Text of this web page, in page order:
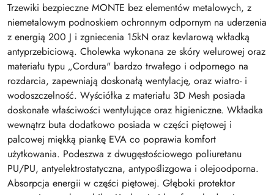
Trzewiki bezpieczne MONTE bez elementów metalowych, z
niemetalowym podnoskiem ochronnym odpornym na uderzenia
z energią 200 J i zgniecenia 15kN oraz kevlarową wkładką
antyprzebiciową. Cholewka wykonana ze skóry welurowej oraz
materiału typu „Cordura" bardzo trwałego i odpornego na
rozdarcia, zapewniają doskonałą wentylację, oraz wiatro- i
wodoszczelność. Wyściółka z materiału 3D Mesh posiada
doskonałe właściwości wentylujące oraz higieniczne. Wkładka
wewnątrz buta dodatkowo posiada w części piętowej i
palcowej miękką piankę EVA co poprawia komfort
użytkowania. Podeszwa z dwugęstościowego poliuretanu
PU/PU, antyelektrostatyczna, antypoślizgowa i olejoodporna.
Absorpcja energii w części piętowej. Głęboki protektor